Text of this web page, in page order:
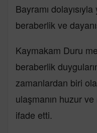
Bayramı
beraberlik ve
Kaymakam Duru
beraberlik
zamanlardan biri
ulaşmanın huzur ve
ifade etti.